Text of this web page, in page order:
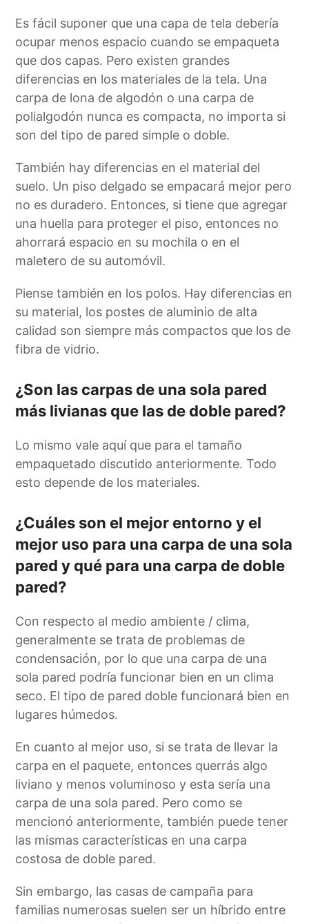
Es fácil suponer que una capa de tela debería
ocupar menos espacio cuando se empaqueta
que dos capas. Pero existen grandes
diferencias en los materiales de la tela. Una
carpa de lona de algodón o una carpa de
polialgodón nunca es compacta, no importa si
son del tipo de pared simple o doble.
También hay diferencias en el material del
suelo. Un piso delgado se empacará mejor pero
no es duradero. Entonces, si tiene que agregar
una huella para proteger el piso, entonces no
ahorrará espacio en su mochila o en el
maletero de su automóvil.
Piense también en los polos. Hay diferencias en
su material, los postes de aluminio de alta
calidad son siempre más compactos que los de
fibra de vidrio.
¿Son las carpas de una sola pared
más livianas que las de doble pared?
Lo mismo vale aquí que para el tamaño
empaquetado discutido anteriormente. Todo
esto depende de los materiales.
¿Cuáles son el mejor entorno y el
mejor uso para una carpa de una sola
pared y qué para una carpa de doble
pared?
Con respecto al medio ambiente / clima,
generalmente se trata de problemas de
condensación, por lo que una carpa de una
sola pared podría funcionar bien en un clima
seco. El tipo de pared doble funcionará bien en
lugares húmedos.
En cuanto al mejor uso, si se trata de llevar la
carpa en el paquete, entonces querrás algo
liviano y menos voluminoso y esta sería una
carpa de una sola pared. Pero como se
mencionó anteriormente, también puede tener
las mismas características en una carpa
costosa de doble pared.
Sin embargo, las casas de campaña para
familias numerosas suelen ser un híbrido entre